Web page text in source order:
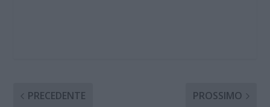
PRECEDENTE PROSSIMO